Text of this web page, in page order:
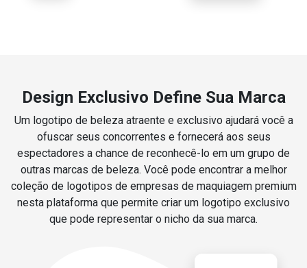
Design Exclusivo Define Sua Marca
Um logotipo de beleza atraente e exclusivo ajudará você a
ofuscar seus concorrentes e fornecerá aos seus
espectadores a chance de reconhecê-lo em um grupo de
outras marcas de beleza. Você pode encontrar a melhor
coleção de logotipos de empresas de maquiagem premium
nesta plataforma que permite criar um logotipo exclusivo
que pode representar o nicho da sua marca.